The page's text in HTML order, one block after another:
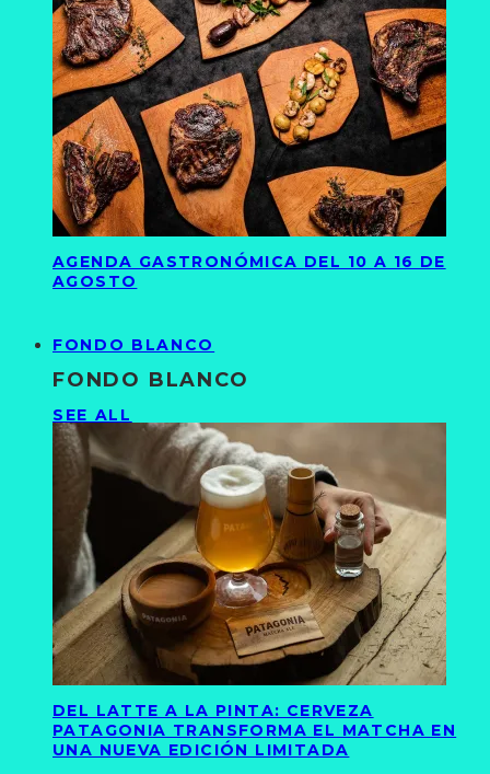
AGENDA GASTRONÓMICA DEL 10 A 16 DE
AGOSTO
FONDO BLANCO
FONDO BLANCO
SEE ALL
DEL LATTE A LA PINTA: CERVEZA
PATAGONIA TRANSFORMA EL MATCHA EN
UNA NUEVA EDICIÓN LIMITADA